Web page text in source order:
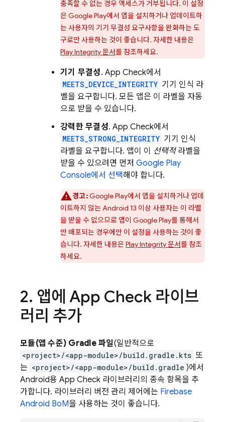
충족할 수 없는 경우 액세스가 거부됩니다. 이 설정
은 Google Play에서 앱을 설치하거나 업데이트하
는 사용자의 기기 무결성 요구사항을 완화하는 도
구로만 사용하는 것이 좋습니다. 자세한 내용은
Play Integrity 문서를 참조하세요.
기기 무결성. App Check에서
MEETS_DEVICE_INTEGRITY 기기 인식 라
벨을 요구합니다. 모든 앱은 이 라벨을 자동
으로 받을 수 있습니다.
강력한 무결성. App Check에서
MEETS_STRONG_INTEGRITY 기기 인식
라벨을 요구합니다. 앱이 이 선택적라벨을
받을 수 있으려면 먼저 Google Play
Console에서 선택해야 합니다.
경고:Google Play에서 앱을 설치하거나 업데
이트하지 않는 Android 13 이상 사용자는 이 라벨
을 받을 수 없으므로 앱이 Google Play를 통해서
만 배포되는 경우에만 이 설정을 사용하는 것이 좋
습니다. 자세한 내용은Play Integrity 문서를 참조
하세요.
2. 앱에 App Check 라이브
러리 추가
모듈(앱 수준) Gradle 파일(일반적으로
<project>/<app-module>/build.gradle.kts 또
는 <project>/<app-module>/build.gradle )에서
Android용 App Check 라이브러리의 종속 항목을 추
가합니다. 라이브러리 버전 관리 제어에는 Firebase
Android BoM을 사용하는 것이 좋습니다.